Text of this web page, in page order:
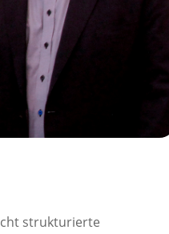
strukturierte